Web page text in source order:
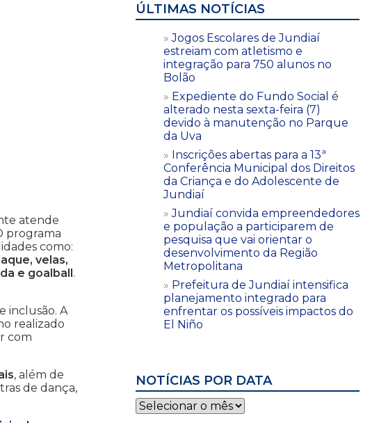
atende
programa
como:
velas,
e goalball.
inclusão. A
realizado
com
, além de
de dança,
ÚLTIMAS NOTÍCIAS
Jogos Escolares de Jundiaí
estreiam com atletismo e
integração para 750 alunos no
Bolão
Expediente do Fundo Social é
alterado nesta sexta-feira (7)
devido à manutenção no Parque
da Uva
Inscrições abertas para a 13ª
Conferência Municipal dos Direitos
da Criança e do Adolescente de
Jundiaí
Jundiaí convida empreendedores
e população a participarem de
pesquisa que vai orientar o
desenvolvimento da Região
Metropolitana
Prefeitura de Jundiaí intensifica
planejamento integrado para
enfrentar os possíveis impactos do
El Niño
NOTÍCIAS POR DATA
Notícias
por